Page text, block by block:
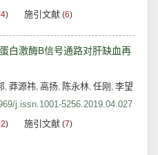
) 施引文献 (6)
白激酶B信号通路对肝缺血再
, 莽源祎, 高扬, 陈永林, 任刚 , 李望
j.issn.1001-5256.2019.04.027
) 施引文献 (7)